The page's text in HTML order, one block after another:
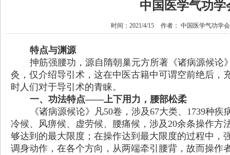
中国医学气功
时间：2021/4/15 作者： 中国医学气功学会
特点与渊源
抻筋强腰功，源自隋朝巢元方所著《诸病源候
灸，仅介绍导引术，这在中医古籍中可谓空前绝后
时人们对于导引术的青睐。
一、功法特点——上下用力，腰部松柔
《诸病源候论》凡50卷，涉及67大类、1739种
冷候、风痹候、虚劳候、腰痛候，涉及20余条操作
够达到的最大限度；在操作达到最大限度的过程中
调身动作，在各个方向，从两端牵引腰背，故而操